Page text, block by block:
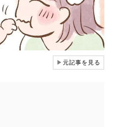
▶元記事を見る